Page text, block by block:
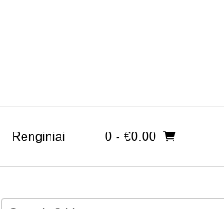
Renginiai 0- €0.00